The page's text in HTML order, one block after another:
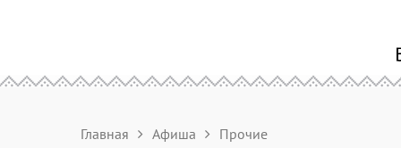
Главная Афиша Прочие